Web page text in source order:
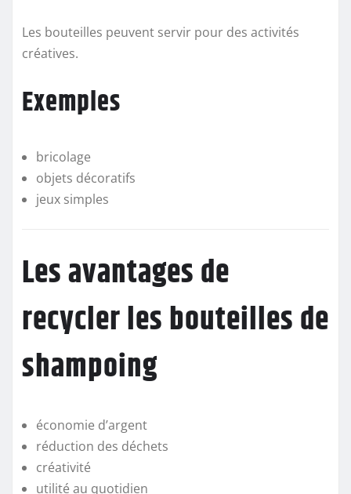
Les bouteilles peuvent servir pour des activités
créatives.
Exemples
bricolage
objets décoratifs
jeux simples
Les avantages de
recycler les bouteilles de
shampoing
économie d’argent
réduction des déchets
créativité
utilité au quotidien